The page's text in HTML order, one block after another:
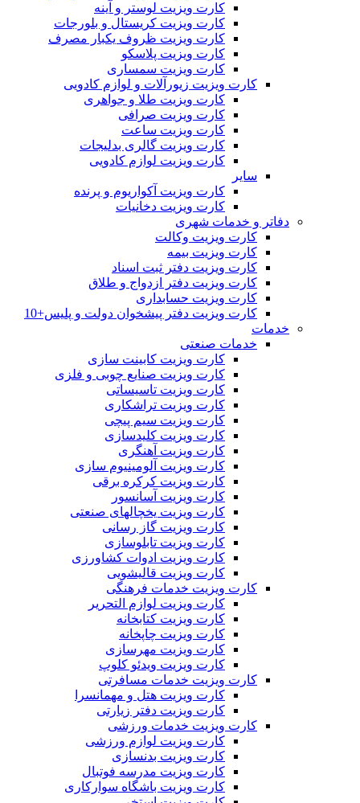
کارت ویزیت لوستر و آینه
کارت ویزیت کریستال و بلورجات
کارت ویزیت ظروف یکبار مصرف
کارت ویزیت پلاسکو
کارت ویزیت سمساری
کارت ویزیت زیورآلات و لوازم کادویی
کارت ویزیت طلا و جواهری
کارت ویزیت صرافی
کارت ویزیت ساعت
کارت ویزیت گالری بدلیجات
کارت ویزیت لوازم کادویی
سایر
کارت ویزیت آکواریوم و پرنده
کارت ویزیت دخانیات
دفاتر و خدمات شهری
کارت ویزیت وکالت
کارت ویزیت بیمه
کارت ویزیت دفتر ثبت اسناد
کارت ویزیت دفتر ازدواج و طلاق
کارت ویزیت حسابداری
کارت ویزیت دفتر پیشخوان دولت و پلیس+10
خدمات
خدمات صنعتی
کارت ویزیت کابینت سازی
کارت ویزیت صنایع چوبی و فلزی
کارت ویزیت تاسیساتی
کارت ویزیت تراشکاری
کارت ویزیت سیم پیچی
کارت ویزیت کلیدسازی
کارت ویزیت آهنگری
کارت ویزیت آلومینیوم سازی
کارت ویزیت کرکره برقی
کارت ویزیت آسانسور
کارت ویزیت یخچالهای صنعتی
کارت ویزیت گاز رسانی
کارت ویزیت تابلوسازی
کارت ویزیت ادوات کشاورزی
کارت ویزیت قالیشویی
کارت ویزیت خدمات فرهنگی
کارت ویزیت لوازم التحریر
کارت ویزیت کتابخانه
کارت ویزیت چاپخانه
کارت ویزیت مهرسازی
کارت ویزیت ویدئو کلوپ
کارت ویزیت خدمات مسافرتی
کارت ویزیت هتل و مهمانسرا
کارت ویزیت دفتر زیارتی
کارت ویزیت خدمات ورزشی
کارت ویزیت لوازم ورزشی
کارت ویزیت بدنسازی
کارت ویزیت مدرسه فوتبال
کارت ویزیت باشگاه سوارکاری